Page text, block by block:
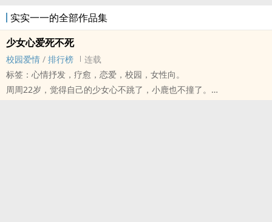
实实一一的全部作品集
少女心爱死不死
校园爱情 / 排行榜
连载
标签：心情抒发，疗愈，恋爱，校园，女性向。
周周22岁，觉得自己的少女心不跳了，小鹿也不撞了。